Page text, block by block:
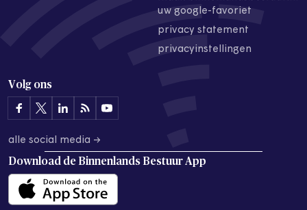
uw google-favoriet
privacy statement
privacyinstellingen
Volg ons
alle social media →
Download de Binnenlands Bestuur App